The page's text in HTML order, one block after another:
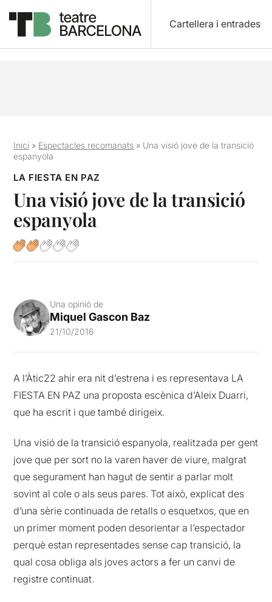
Cartellera i entrades
Inici » Espectacles recomanats » Una visió jove de la transició
espanyola
LA FIESTA EN PAZ
Una visió jove de la transició
espanyola
Una opinió de
Miquel Gascon Baz
21/10/2016
A l’Àtic22 ahir era nit d’estrena i es representava LA
FIESTA EN PAZ una proposta escènica d’Aleix Duarri,
que ha escrit i que també dirigeix.
Una visió de la transició espanyola, realitzada per gent
jove que per sort no la varen haver de viure, malgrat
que segurament han hagut de sentir a parlar molt
sovint al cole o als seus pares. Tot això, explicat des
d’una sèrie continuada de retalls o esquetxos, que en
un primer moment poden desorientar a l’espectador
perquè estan representades sense cap transició, la
qual cosa obliga als joves actors a fer un canvi de
registre continuat.